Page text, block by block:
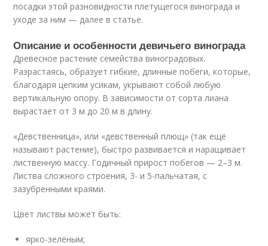
посадки этой разновидности плетущегося винограда и
уходе за ним — далее в статье.
Описание и особенности девичьего винограда
Древесное растение семейства виноградовых.
Разрастаясь, образует гибкие, длинные побеги, которые,
благодаря цепким усикам, укрывают собой любую
вертикальную опору. В зависимости от сорта лиана
вырастает от 3 м до 20 м в длину.
«Девственница», или «девственный плющ» (так ещё
называют растение), быстро развивается и наращивает
лиственную массу. Годичный прирост побегов — 2–3 м.
Листва сложного строения, 3- и 5-пальчатая, с
зазубренными краями.
Цвет листвы может быть:
ярко-зелёным;